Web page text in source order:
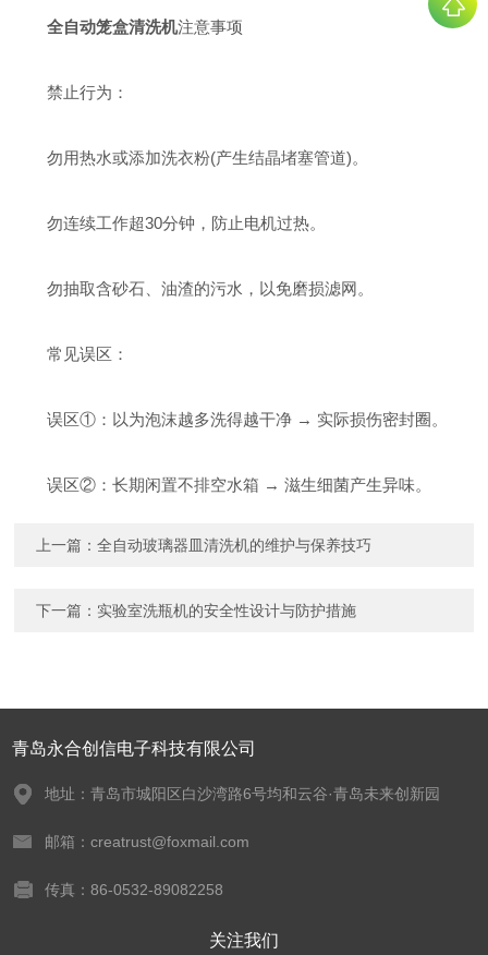
全自动笼盒清洗机注意事项
禁止行为：
勿用热水或添加洗衣粉(产生结晶堵塞管道)。
勿连续工作超30分钟，防止电机过热。
勿抽取含砂石、油渣的污水，以免磨损滤网。
常见误区：
误区①：以为泡沫越多洗得越干净 → 实际损伤密封圈。
误区②：长期闲置不排空水箱 → 滋生细菌产生异味。
上一篇：全自动玻璃器皿清洗机的维护与保养技巧
下一篇： 实验室洗瓶机的安全性设计与防护措施
青岛永合创信电子科技有限公司
地址：青岛市城阳区白沙湾路6号均和云谷·青岛未来创新园
邮箱：creatrust@foxmail.com
传真：86-0532-89082258
关注我们